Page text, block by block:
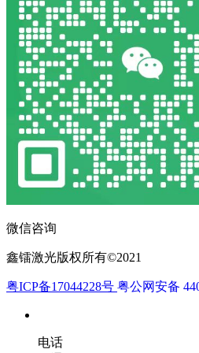
微信咨询
鑫镭激光版权所有©2021
粤ICP备17044228号 粤公网安备
电话